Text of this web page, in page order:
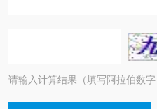
请输入计算结果（填写阿拉伯数